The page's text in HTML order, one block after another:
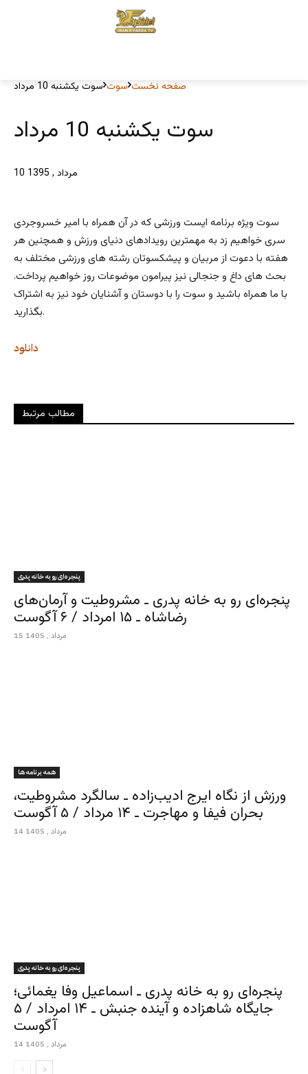
صفحه نخست سوت سوت یکشنبه 10 مرداد
سوت یکشنبه 10 مرداد
10 مرداد , 1395
سوت ویژه برنامه ایست ورزشی که در آن همراه با امیر خسروجردی
سری خواهیم زد به مهمترین رویدادهای دنیای ورزش و همچنین هر
هفته با دعوت از مربیان و پیشکسوتان رشته های ورزشی مختلف به
بحث های داغ و جنجالی نیز پیرامون موضوعات روز خواهیم پرداخت.
با ما همراه باشید و سوت را با دوستان و آشنایان خود نیز به اشتراک
بگذارید.
دانلود
مطالب مرتبط
پنجره‌ای رو به خانه پدری
پنجره‌ای رو به خانه پدری ـ مشروطیت و آرمان‌های
رضاشاه ـ ۱۵ امرداد / ۶ آگوست
15 مرداد , 1405
همه برنامه ها
ورزش از نگاه ایرج ادیب‌زاده ـ سالگرد مشروطیت،
بحران فیفا و مهاجرت ـ ۱۴ مرداد / ۵ آگوست
14 مرداد , 1405
پنجره‌ای رو به خانه پدری
پنجره‌ای رو به خانه پدری ـ اسماعیل وفا یغمائی؛
جایگاه شاهزاده و آینده جنبش ـ ۱۴ امرداد / ۵
آگوست
14 مرداد , 1405